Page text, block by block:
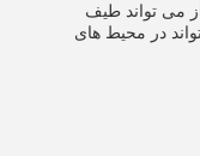
می تواند طیف
در محیط های